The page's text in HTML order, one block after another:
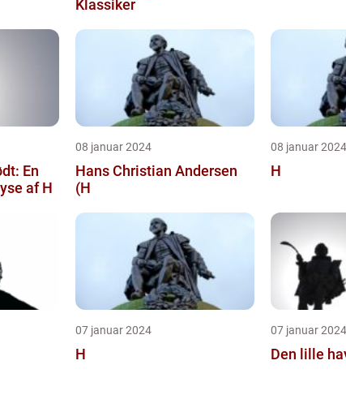
Klassiker
En
af H
08 januar 2024
Hans Christian Andersen
(H
08 januar 2024
H
07 januar 2024
H
07 januar 2024
Den lille